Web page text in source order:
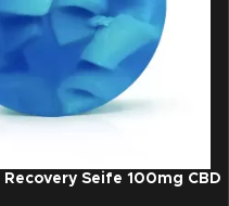
Seife 100mg CBD